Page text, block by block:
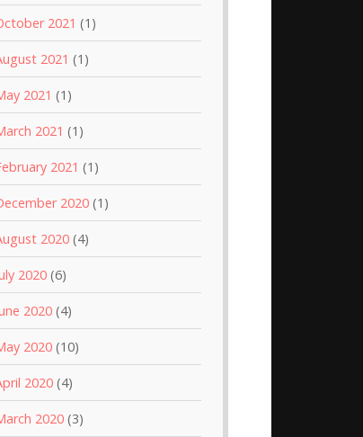
2021 (1)
2021 (1)
2021 (1)
2021 (1)
2021 (1)
2020(1)
2020(4)
2020(6)
2020(4)
2020(10)
2020(4)
2020(3)